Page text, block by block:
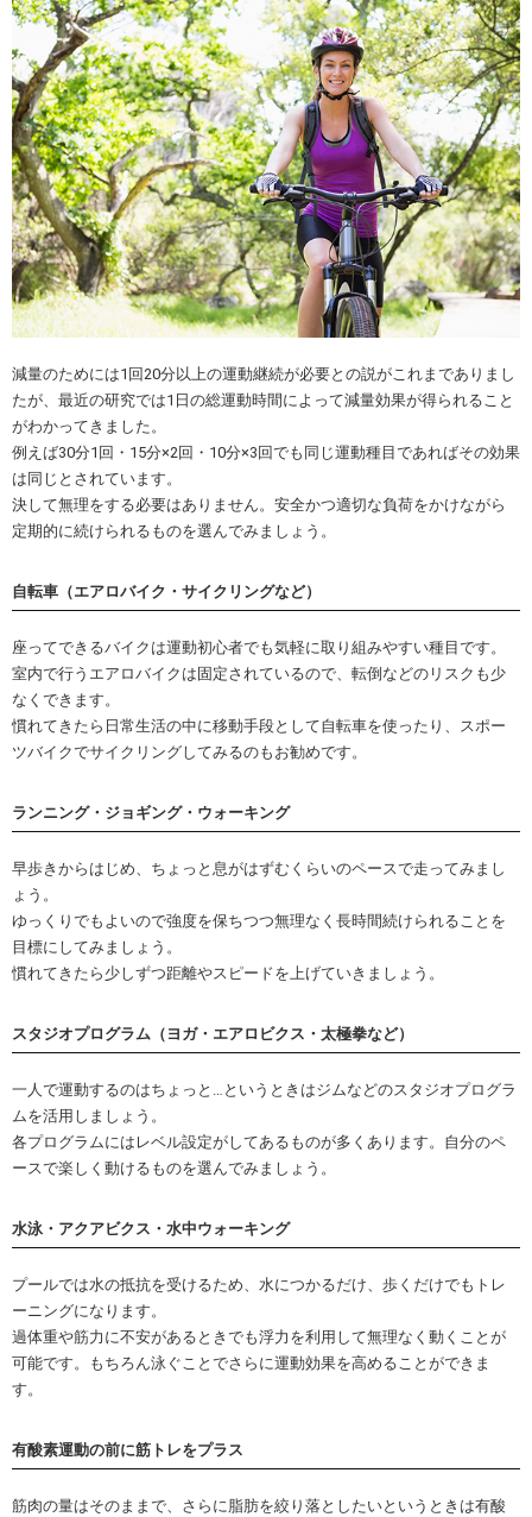
減量のためには1回20分以上の運動継続が必要との説がこれまでありまし
たが、最近の研究では1日の総運動時間によって減量効果が得られること
がわかってきました。
例えば30分1回・15分×2回・10分×3回でも同じ運動種目であればその効果
は同じとされています。
決して無理をする必要はありません。安全かつ適切な負荷をかけながら
定期的に続けられるものを選んでみましょう。
自転車（エアロバイク・サイクリングなど）
座ってできるバイクは運動初心者でも気軽に取り組みやすい種目です。
室内で行うエアロバイクは固定されているので、転倒などのリスクも少
なくできます。
慣れてきたら日常生活の中に移動手段として自転車を使ったり、スポー
ツバイクでサイクリングしてみるのもお勧めです。
ランニング・ジョギング・ウォーキング
早歩きからはじめ、ちょっと息がはずむくらいのペースで走ってみまし
ょう。
ゆっくりでもよいので強度を保ちつつ無理なく長時間続けられることを
目標にしてみましょう。
慣れてきたら少しずつ距離やスピードを上げていきましょう。
スタジオプログラム（ヨガ・エアロビクス・太極拳など）
一人で運動するのはちょっと…というときはジムなどのスタジオプログラ
ムを活用しましょう。
各プログラムにはレベル設定がしてあるものが多くあります。自分のペ
ースで楽しく動けるものを選んでみましょう。
水泳・アクアビクス・水中ウォーキング
プールでは水の抵抗を受けるため、水につかるだけ、歩くだけでもトレ
ーニングになります。
過体重や筋力に不安があるときでも浮力を利用して無理なく動くことが
可能です。もちろん泳ぐことでさらに運動効果を高めることができま
す。
有酸素運動の前に筋トレをプラス
筋肉の量はそのままで、さらに脂肪を絞り落としたいというときは有酸